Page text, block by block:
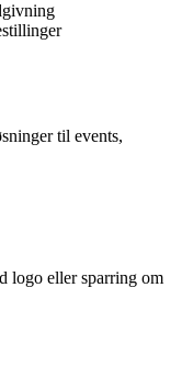
til events,
logo eller sparring om